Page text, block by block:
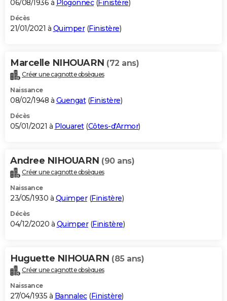
06/08/1936 à Plogonnec(Finistère)
Décès
21/01/2021 à Quimper(Finistère)
Marcelle NIHOUARN (72 ans)
Créer une cagnotte obsèques
Naissance
08/02/1948 à Guengat(Finistère)
Décès
05/01/2021 à Plouaret(Côtes-d'Armor)
Andree NIHOUARN (90 ans)
Créer une cagnotte obsèques
Naissance
23/05/1930 à Quimper(Finistère)
Décès
04/12/2020 à Quimper(Finistère)
Huguette NIHOUARN (85 ans)
Créer une cagnotte obsèques
Naissance
27/04/1935 à Bannalec(Finistère)